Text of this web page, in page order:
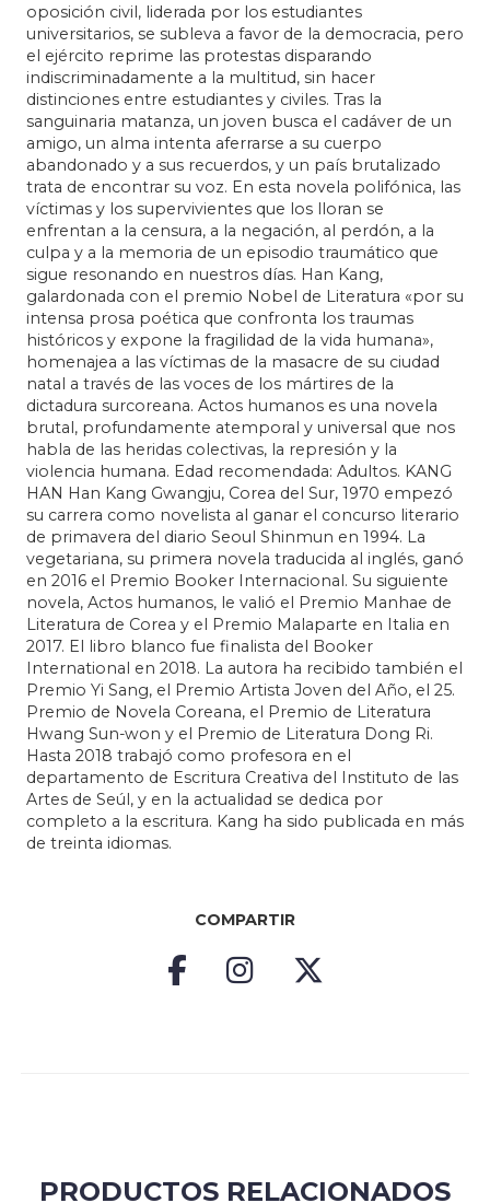
oposición civil, liderada por los estudiantes
universitarios, se subleva a favor de la democracia, pero
el ejército reprime las protestas disparando
indiscriminadamente a la multitud, sin hacer
distinciones entre estudiantes y civiles. Tras la
sanguinaria matanza, un joven busca el cadáver de un
amigo, un alma intenta aferrarse a su cuerpo
abandonado y a sus recuerdos, y un país brutalizado
trata de encontrar su voz. En esta novela polifónica, las
víctimas y los supervivientes que los lloran se
enfrentan a la censura, a la negación, al perdón, a la
culpa y a la memoria de un episodio traumático que
sigue resonando en nuestros días. Han Kang,
galardonada con el premio Nobel de Literatura «por su
intensa prosa poética que confronta los traumas
históricos y expone la fragilidad de la vida humana»,
homenajea a las víctimas de la masacre de su ciudad
natal a través de las voces de los mártires de la
dictadura surcoreana. Actos humanos es una novela
brutal, profundamente atemporal y universal que nos
habla de las heridas colectivas, la represión y la
violencia humana. Edad recomendada: Adultos. KANG
HAN Han Kang Gwangju, Corea del Sur, 1970 empezó
su carrera como novelista al ganar el concurso literario
de primavera del diario Seoul Shinmun en 1994. La
vegetariana, su primera novela traducida al inglés, ganó
en 2016 el Premio Booker Internacional. Su siguiente
novela, Actos humanos, le valió el Premio Manhae de
Literatura de Corea y el Premio Malaparte en Italia en
2017. El libro blanco fue finalista del Booker
International en 2018. La autora ha recibido también el
Premio Yi Sang, el Premio Artista Joven del Año, el 25.
Premio de Novela Coreana, el Premio de Literatura
Hwang Sun-won y el Premio de Literatura Dong Ri.
Hasta 2018 trabajó como profesora en el
departamento de Escritura Creativa del Instituto de las
Artes de Seúl, y en la actualidad se dedica por
completo a la escritura. Kang ha sido publicada en más
de treinta idiomas.
COMPARTIR
PRODUCTOS RELACIONADOS